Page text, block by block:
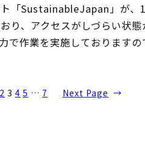
「SustainableJapan」が、
り、アクセスがしづらい状
で作業を実施しております
2 3 4 5 … 7 Next Page →